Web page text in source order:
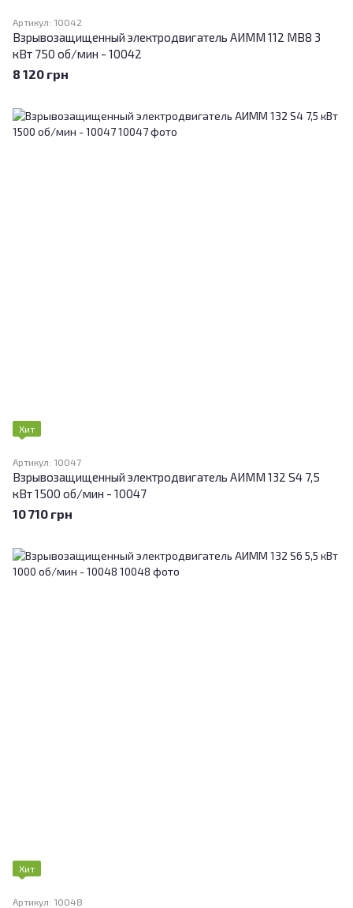
Артикул: 10042
Взрывозащищенный электродвигатель АИММ 112 МВ8 3
кВт 750 об/мин - 10042
8 120 грн
Хит
Артикул: 10047
Взрывозащищенный электродвигатель АИММ 132 S4 7,5
кВт 1500 об/мин - 10047
10 710 грн
Хит
Артикул: 10048